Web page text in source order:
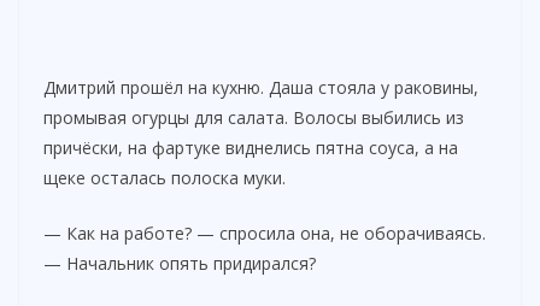
Дмитрий прошёл на кухню. Даша стояла у раковины,
промывая огурцы для салата. Волосы выбились из
причёски, на фартуке виднелись пятна соуса, а на
щеке осталась полоска муки.
— Как на работе? — спросила она, не оборачиваясь.
— Начальник опять придирался?